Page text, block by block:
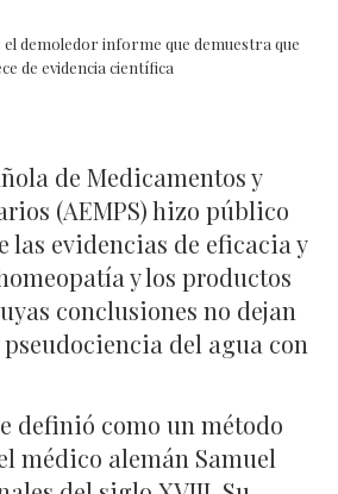
el demoledor informe que demuestra que
de evidencia científica
de Medicamentos y
(AEMPS) hizo público
las evidencias de eficacia y
y los productos
conclusiones no dejan
del agua con
definió como un método
médico alemán Samuel